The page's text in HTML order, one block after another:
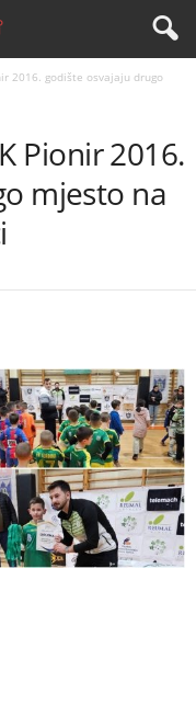
2016. godište osvajaju drugo
Pionir 2016.
mjesto na